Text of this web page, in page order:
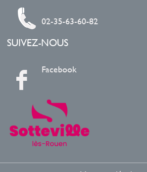
02-35-63-60-82
SUIVEZ-NOUS
Facebook